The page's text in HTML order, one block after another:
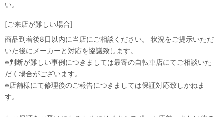
い。
[ご来店が難しい場合]
商品到着後8日以内に当店にご相談ください。 状況をご提示いただ
いた後にメーカーと対応を協議致します。
※判断が難しい事例につきましては最寄の自転車店にてご相談いた
だく場合がございます。
※店舗様にて修理後のご報告につきましては保証対応致しかねま
す。